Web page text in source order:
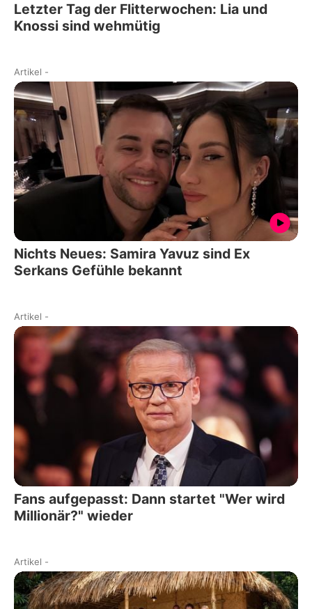
Letzter Tag der Flitterwochen: Lia und
Knossi sind wehmütig
Artikel -
Nichts Neues: Samira Yavuz sind Ex
Serkans Gefühle bekannt
Artikel -
Fans aufgepasst: Dann startet "Wer wird
Millionär?" wieder
Artikel -